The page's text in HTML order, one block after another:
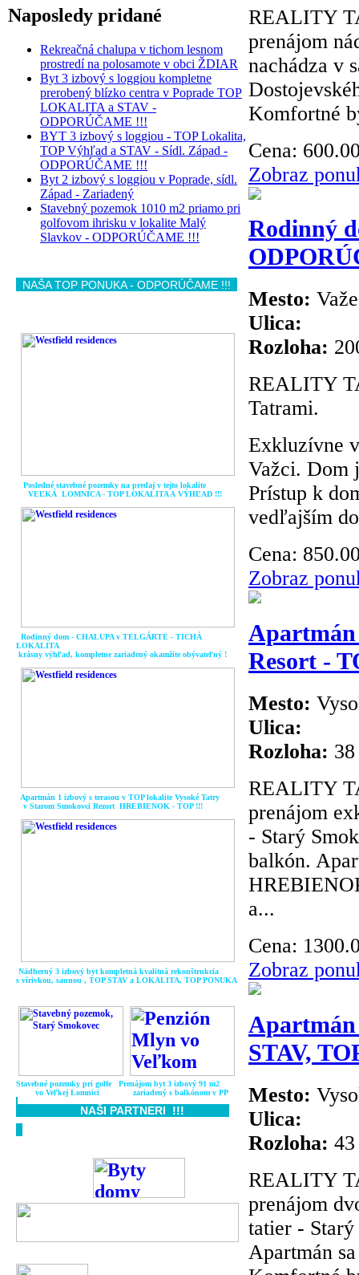
Naposledy pridané
Rekreačná chalupa v tichom lesnom
prostredí na polosamote v obci ŽDIAR
Byt 3 izbový s loggiou kompletne
prerobený blízko centra v Poprade TOP
LOKALITA a STAV -
ODPORÚČAME !!!
BYT 3 izbový s loggiou - TOP Lokalita,
TOP Výhľad a STAV - Sídl. Západ -
ODPORÚČAME !!!
Byt 2 izbový s loggiou v Poprade, sídl.
Západ - Zariadený
Stavebný pozemok 1010 m2 priamo pri
golfovom ihrisku v lokalite Malý
Slavkov - ODPORÚČAME !!!
NAŠA TOP PONUKA - ODPORÚČAME !!!
Posledné stavebné pozemky na predaj v tejto lokalite
VEĽKÁ LOMNICA - TOP LOKALITA A VÝHĽAD !!!
Rodinný dom - CHALUPA v TELGÁRTE - TICHÁ
LOKALITA
krásny výhľad, kompletne zariadený okamžite obývateľný !
Apartmán 1 izbový s terasou v TOP lokalite Vysoké Tatry
v Starom Smokovci Rezort HREBIENOK - TOP !!!
Nádherný 3 izbový byt kompletná kvalitná rekonštrukcia
s vírivkou, saunou , TOP STAV a LOKALITA, TOP PONUKA
Stavebné pozemky pri golfe Prenájom byt 3 izbový 91 m2
vo Veľkej Lomnici zariadený s balkónom v PP
NAŠI PARTNERI !!!
REALITY
prenájom
nachádza v
Komfortné
Cena:
Zobraz
Rodinný
Mesto:
Ulica:
Rozloha:
REALITY
Tatrami.
Exkluzívne
Važci. Dom
Prístup k
vedľajším
Cena:
Zobraz
Resort -
Mesto:
Ulica:
Rozloha:
REALITY
prenájom
- Starý
balkón.
a...
Cena:
Zobraz
Apartmán
STAV,
Mesto:
Ulica:
Rozloha:
REALITY
prenájom
tatier -
Apartmán